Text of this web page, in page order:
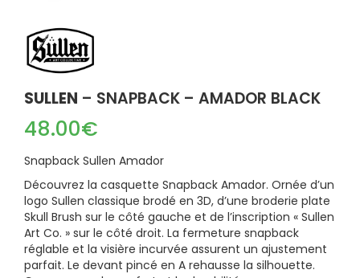
SULLEN – SNAPBACK – AMADOR BLACK
48.00€
Snapback Sullen Amador
Découvrez la casquette Snapback Amador. Ornée d’un
logo Sullen classique brodé en 3D, d’une broderie plate
Skull Brush sur le côté gauche et de l’inscription « Sullen
Art Co. » sur le côté droit. La fermeture snapback
réglable et la visière incurvée assurent un ajustement
parfait. Le devant pincé en A rehausse la silhouette.